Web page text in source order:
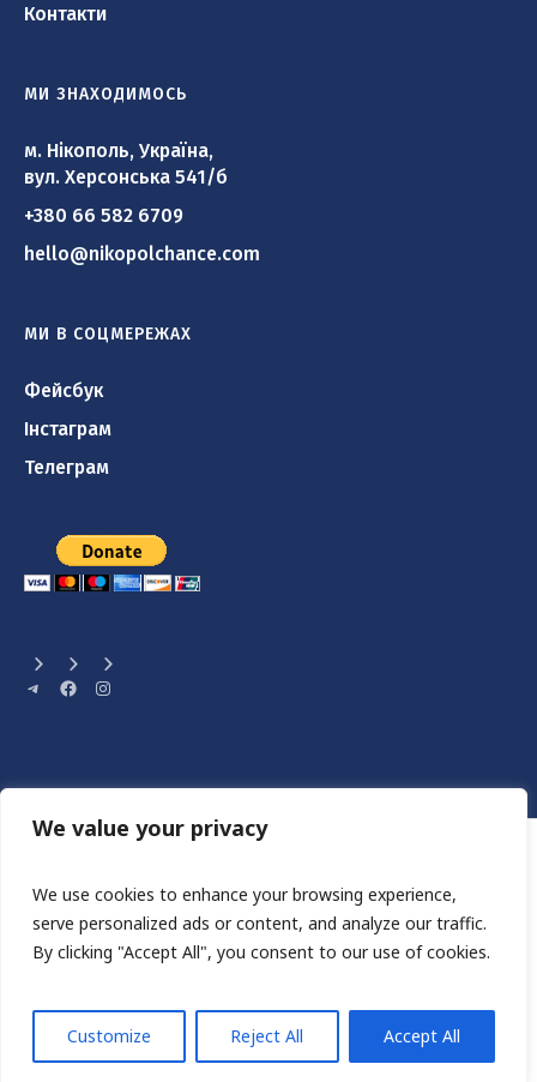
We value your privacy
We use cookies to enhance your browsing experience,
serve personalized ads or content, and analyze our traffic.
By clicking "Accept All", you consent to our use of cookies.
Customize Reject All Accept All
Контакти
МИ ЗНАХОДИМОСЬ
м. Нікополь, Україна,
вул. Херсонська 541/б
+380 66 582 6709
hello@nikopolchance.com
МИ В СОЦМЕРЕЖАХ
Фейсбук
Інстаграм
Телеграм
Telegram Facebook Instagram
Сайт розроблен HA STUDIO